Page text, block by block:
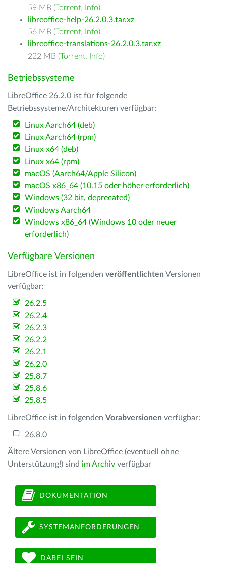
59 MB (Torrent, Info)
libreoffice-help-26.2.0.3.tar.xz
56 MB (Torrent, Info)
libreoffice-translations-26.2.0.3.tar.xz
222 MB (Torrent, Info)
Betriebssysteme
LibreOffice 26.2.0 ist für folgende
Betriebssysteme/Architekturen verfügbar:
Linux Aarch64 (deb)
Linux Aarch64 (rpm)
Linux x64 (deb)
Linux x64 (rpm)
macOS (Aarch64/Apple Silicon)
macOS x86_64 (10.15 oder höher erforderlich)
Windows (32 bit, deprecated)
Windows Aarch64
Windows x86_64 (Windows 10 oder neuer
erforderlich)
Verfügbare Versionen
LibreOffice ist in folgenden veröffentlichten Versionen
verfügbar:
26.2.5
26.2.4
26.2.3
26.2.2
26.2.1
26.2.0
25.8.7
25.8.6
25.8.5
LibreOffice ist in folgenden Vorabversionen verfügbar:
26.8.0
Ältere Versionen von LibreOffice (eventuell ohne
Unterstützung!) sind im Archiv verfügbar
DOKUMENTATION
SYSTEMANFORDERUNGEN
DABEI SEIN